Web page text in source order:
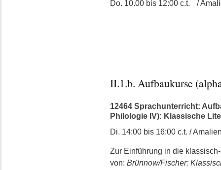
Do. 10.00 bis 12:00 c.t. /
II.1.b. Aufbaukurse
12464 Sprachunterricht:
Philologie IV): Klassische
Di. 14:00 bis 16:00 c.t. /
Zur Einführung in die
von: Brünnow/Fischer: